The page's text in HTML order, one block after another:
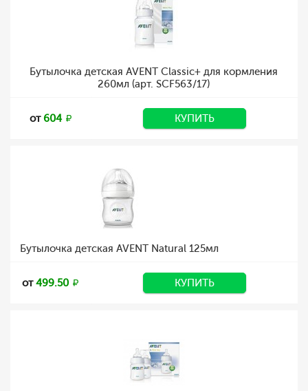
Бутылочка детская AVENT Classic+ для кормления
260мл (арт. SCF563/17)
от604 КУПИТЬ
Бутылочка детская AVENT Natural 125мл
от499.50 КУПИТЬ